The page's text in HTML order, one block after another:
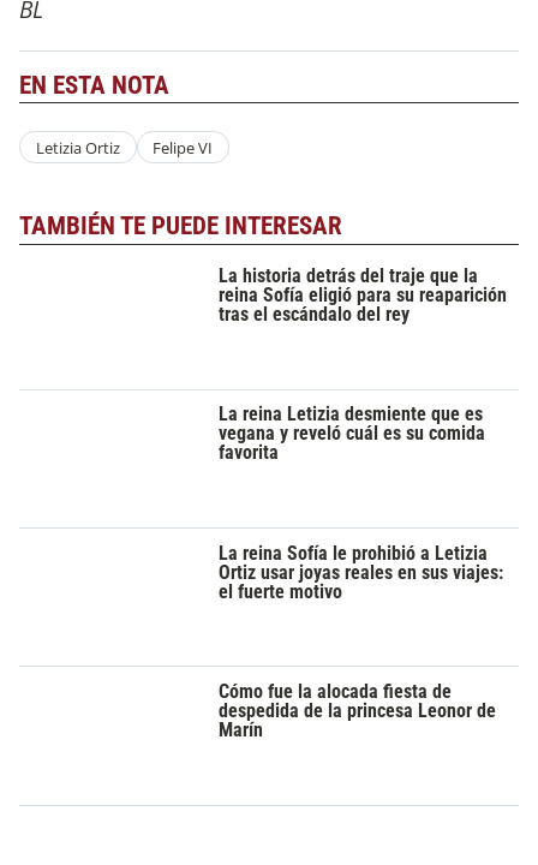
BL
EN ESTA NOTA
Letizia Ortiz Felipe VI
TAMBIÉN TE PUEDE INTERESAR
La historia detrás del traje que la
reina Sofía eligió para su reaparición
tras el escándalo del rey
La reina Letizia desmiente que es
vegana y reveló cuál es su comida
favorita
La reina Sofía le prohibió a Letizia
Ortiz usar joyas reales en sus viajes:
el fuerte motivo
Cómo fue la alocada fiesta de
despedida de la princesa Leonor de
Marín